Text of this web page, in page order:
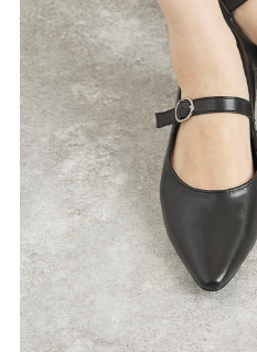
¥1,000～¥1,999以下
¥3,000～¥3,999以下
その他
新規会員登録
ご利用ガイド
よくあるご質問